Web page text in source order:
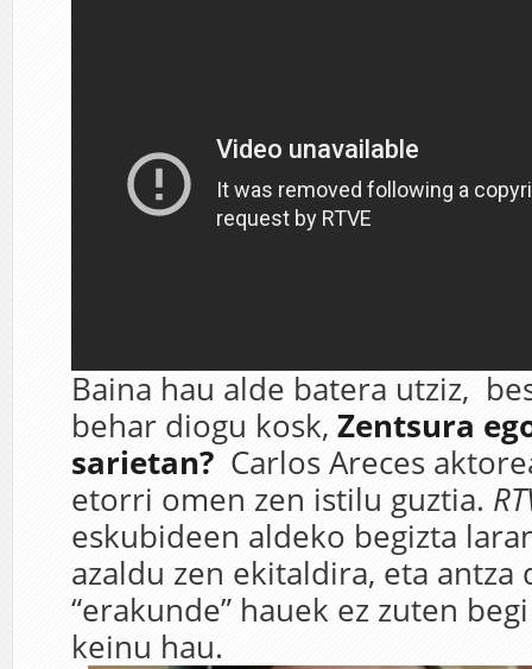
Baina hau alde batera utziz,
behar diogu kosk, Zentsura
sarietan? Carlos Areces
etorri omen zen istilu guztia.
eskubideen aldeko begizta
azaldu zen ekitaldira, eta antza
“erakunde” hauek ez zuten
keinu hau.